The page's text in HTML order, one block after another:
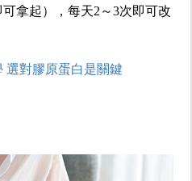
拿起），每天2～3次即可改
選對膠原蛋白是關鍵